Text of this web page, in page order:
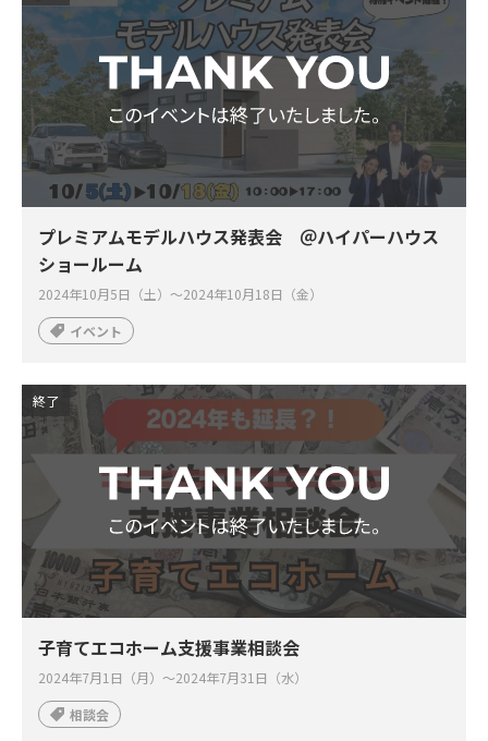
プレミアムモデルハウス発表会 ＠ハイパーハウス
ショールーム
2024年10月5日（土）～2024年10月18日（金）
イベント
終了
子育てエコホーム支援事業相談会
2024年7月1日（月）～2024年7月31日（水）
相談会